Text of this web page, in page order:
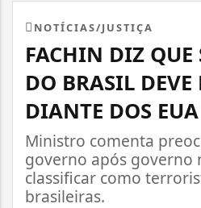
NOTÍCIAS/JUSTIÇA
FACHIN DIZ QUE
DO BRASIL DEVE
DIANTE DOS EUA
Ministro comenta
governo após governo
classificar como
brasileiras.